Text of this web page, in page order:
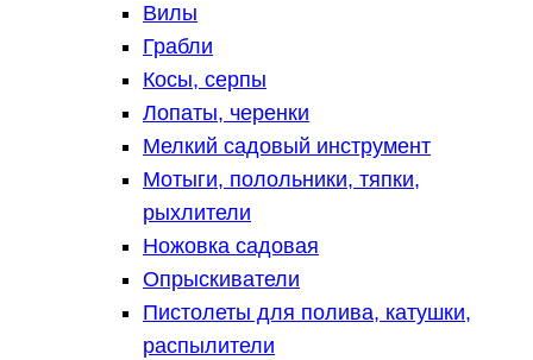
Вилы
Грабли
Косы, серпы
Лопаты, черенки
Мелкий садовый инструмент
Мотыги, полольники, тяпки,
рыхлители
Ножовка садовая
Опрыскиватели
Пистолеты для полива, катушки,
распылители